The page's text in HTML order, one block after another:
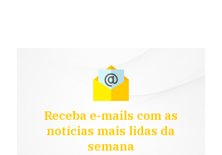
Receba e-mails com as
notícias mais lidas da
semana